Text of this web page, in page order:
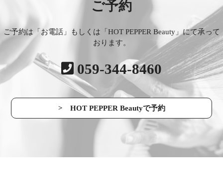
ご予約
ご予約は「お電話」もしくは「HOT PEPPER Beauty」にて承って
おります。
059-344-8460
> HOT PEPPER Beautyで予約